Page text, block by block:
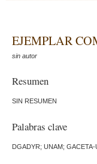
EJEMPLAR
sin autor
Resumen
SIN RESUMEN
Palabras clave
DGADYR; UNAM; GACETA-